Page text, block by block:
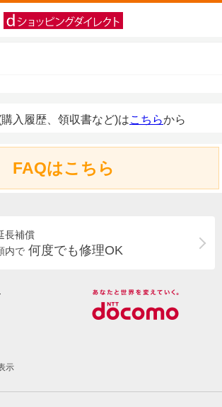
入履歴、領収書など)はこちらから
FAQはこちら
長補償
内で 何度でも修理OK
示